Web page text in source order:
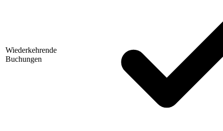
Wiederkehrende
Buchungen